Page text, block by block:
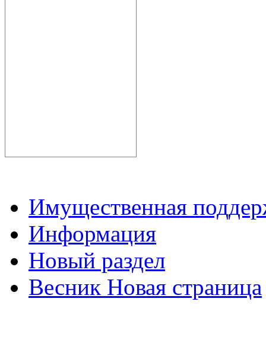
Имущественная
Информация
Новый раздел
Весник Новая страница